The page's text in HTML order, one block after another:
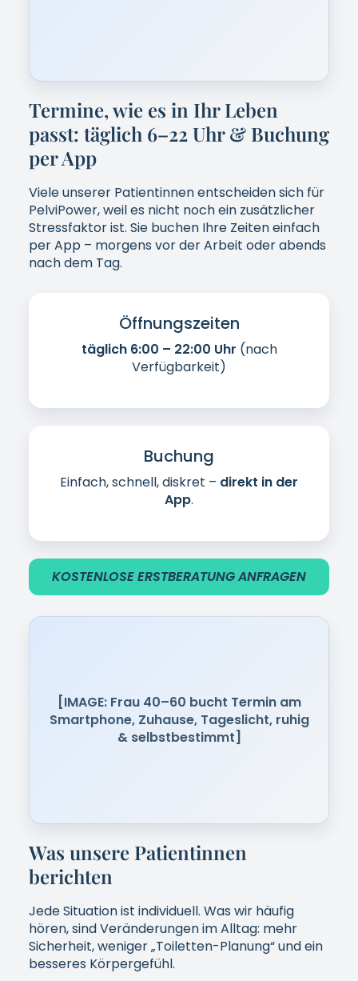
Buchung
Einfach, schnell, diskret –direkt in der
.
KOSTENLOSE ERSTBERATUNG ANFRAGEN
[IMAGE: Frau 40–60 bucht Termin am
Smartphone, Zuhause, Tageslicht, ruhig
& selbstbestimmt]
Was unsere Patientinnen
Jede Situation ist individuell. Was wir häufig
hören, sind Veränderungen im Alltag: mehr
Sicherheit, weniger „Toiletten-Planung“ und ein
besseres Körpergefühl.
„Ich fühle mich im Alltag wieder sicherer
– und denke nicht ständig daran.“
„Es ist diskret, planbar und passt in
meinen Tagesablauf.“